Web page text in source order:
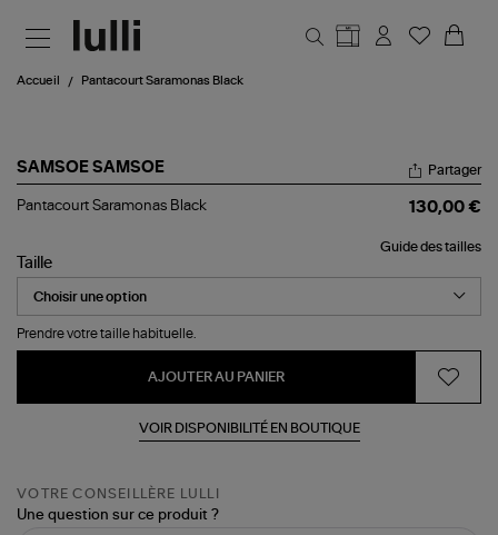
Accueil Pantacourt Saramonas Black
SAMSOE SAMSOE
Pantacourt
Partager
Pantacourt Saramonas Black 130,00 €
Guide des tailles
Taille
Prendre votre taille habituelle.
AJOUTER AU PANIER
VOIR DISPONIBILITÉ EN BOUTIQUE
VOTRE CONSEILLÈRE LULLI
Une question sur ce produit ?